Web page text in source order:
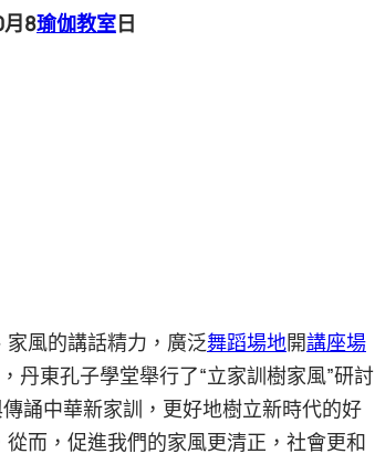
月8瑜伽教室日
家風的講話精力，廣泛舞蹈場地開講座場
丹東孔子學堂舉行了“立家訓樹家風”研討
誦中華新家訓，更好地樹立新時代的好
而，促進我們的家風更清正，社會更和